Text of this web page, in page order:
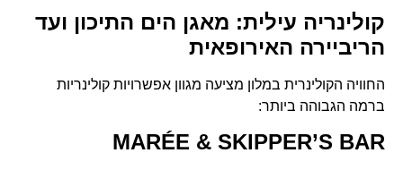
קולינריה עילית: מאגן הים התיכון ועד
הריביירה האירופאית
החוויה הקולינרית במלון מציעה מגוון אפשרויות קולינריות
ברמה הגבוהה ביותר:
MARÉE & SKIPPER’S BAR